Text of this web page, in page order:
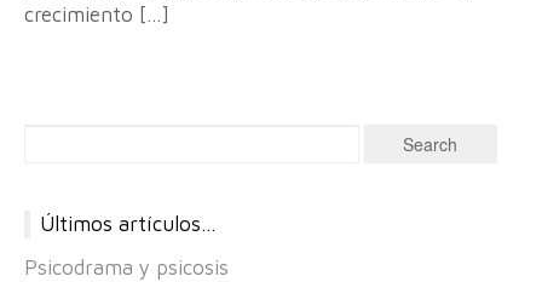
crecimiento […]
Últimos artículos…
Psicodrama y psicosis